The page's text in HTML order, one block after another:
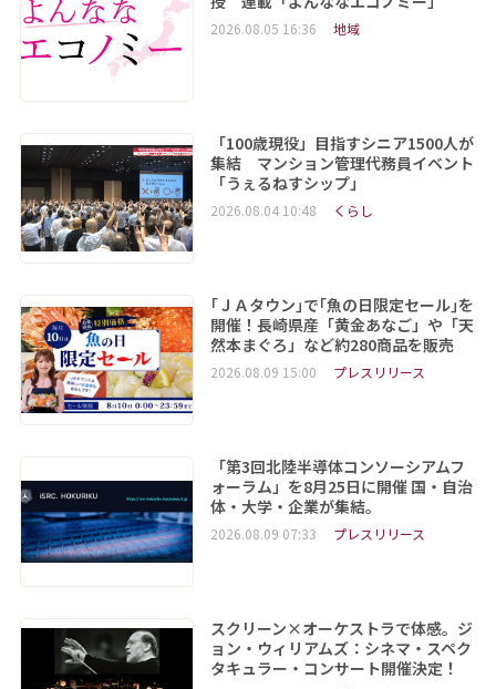
2026.08.05 16:36 地域
「100歳現役」目指すシニア1500人が
集結 マンション管理代務員イベント
「うぇるねすシップ」
2026.08.04 10:48 くらし
｢ＪＡタウン｣で｢魚の日限定セール｣を
開催！長崎県産「黄金あなご」や「天
然本まぐろ」など約280商品を販売
2026.08.09 15:00 プレスリリース
「第3回北陸半導体コンソーシアムフ
ォーラム」を8月25日に開催 国・自治
体・大学・企業が集結。
2026.08.09 07:33 プレスリリース
スクリーン×オーケストラで体感。ジ
ョン・ウィリアムズ：シネマ・スペク
タキュラー・コンサート開催決定！